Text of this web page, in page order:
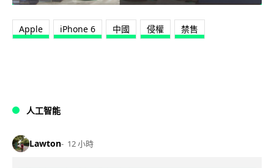
Apple iPhone 6 中國 侵權 禁售
人工智能
Lawton 12 小時